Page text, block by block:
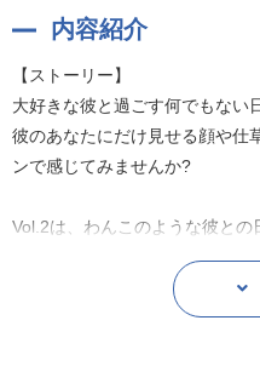
内容紹介
【ストーリー】
大好きな彼と過ごす何でもない
彼のあなたにだけ見せる顔や仕
ンで感じてみませんか?
Vol.2は、わんこのような彼との
短めのお話で気軽にキュン!を